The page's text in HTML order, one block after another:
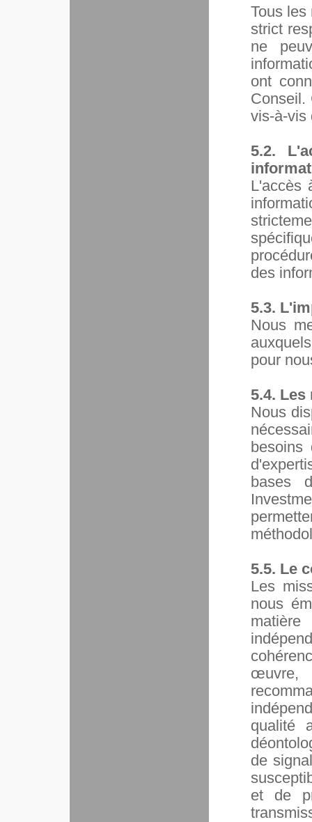
Tous les
strict
ne
ont
Conseil.
vis-à-vis
5.2.
L'accès
des
5.3.
Nous
pour
5.4. Les
Nous
bases
5.5. Le
Les
nous
œuvre,
qualité
de
et de